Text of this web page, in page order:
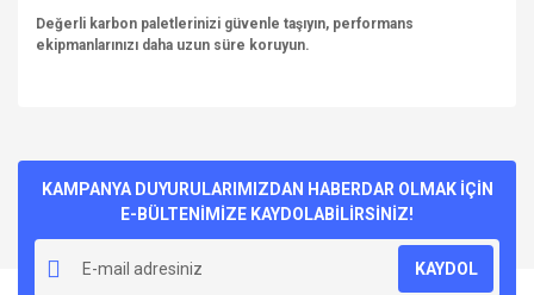
Değerli karbon paletlerinizi güvenle taşıyın, performans
ekipmanlarınızı daha uzun süre koruyun.
Yorum Yaz
kullanarak tarafımıza iletebilirsiniz.
Görüş ve önerileriniz için teşekkür ederiz.
Ürün resmi kalitesiz, bozuk veya görüntülenemiyor.
Ürün açıklamasında eksik bilgiler bulunuyor.
KAMPANYA DUYURULARIMIZDAN HABERDAR OLMAK İÇİN
E-BÜLTENİMİZE KAYDOLABİLİRSİNİZ!
KAYDOL